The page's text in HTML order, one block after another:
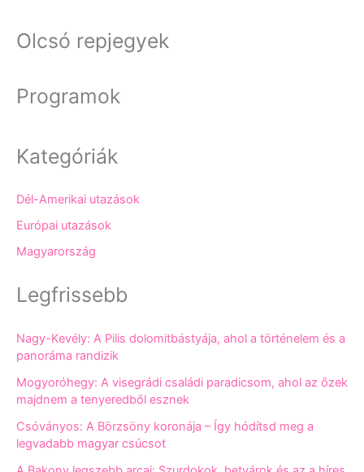
Olcsó repjegyek
Programok
Kategóriák
Dél-Amerikai utazások
Európai utazások
Magyarország
Legfrissebb
Nagy-Kevély: A Pilis dolomitbástyája, ahol a történelem és a
panoráma randizik
Mogyoróhegy: A visegrádi családi paradicsom, ahol az őzek
majdnem a tenyeredből esznek
Csóványos: A Börzsöny koronája – Így hódítsd meg a
legvadabb magyar csúcsot